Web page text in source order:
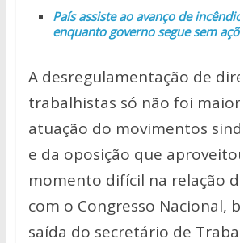
País assiste ao avanço de
enquanto governo segue sem
A desregulamentação de
trabalhistas só não foi
atuação do movimentos
e da oposição que
momento difícil na relação
com o Congresso Nacional,
saída do secretário de